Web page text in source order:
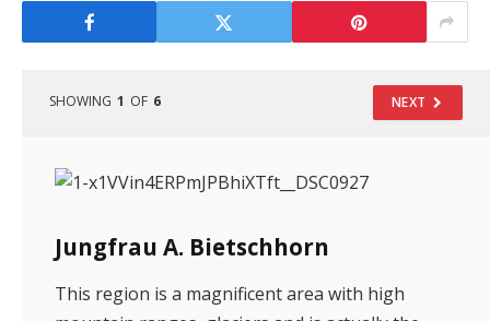
SHOWING 1 OF 6 NEXT
Jungfrau A. Bietschhorn
This region is a magnificent area with high